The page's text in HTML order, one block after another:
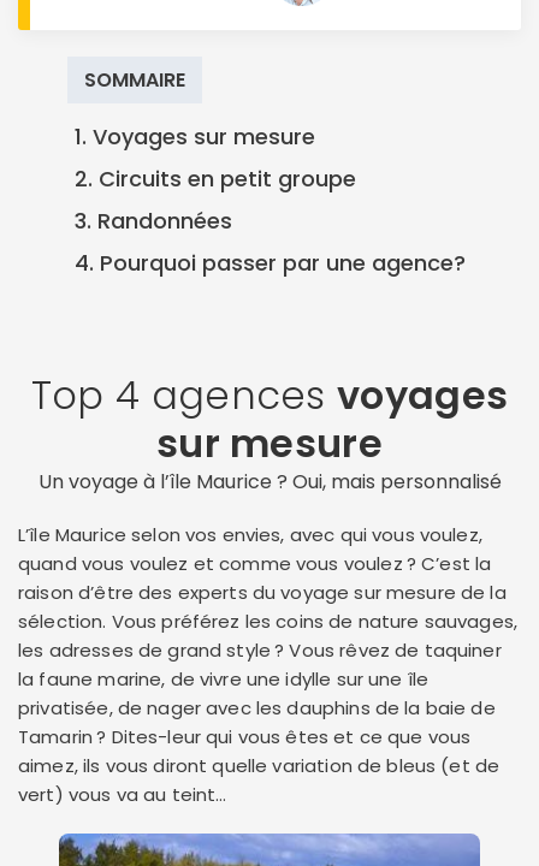
SOMMAIRE
1. Voyages sur mesure
2. Circuits en petit groupe
3. Randonnées
4. Pourquoi passer par une agence?
Top 4 agencesvoyages
sur mesure
Un voyage à l’île Maurice ? Oui, mais personnalisé
L’île Maurice selon vos envies, avec qui vous voulez,
quand vous voulez et comme vous voulez ? C’est la
raison d’être des experts du voyage sur mesure de la
sélection. Vous préférez les coins de nature sauvages,
les adresses de grand style ? Vous rêvez de taquiner
la faune marine, de vivre une idylle sur une île
privatisée, de nager avec les dauphins de la baie de
Tamarin ? Dites-leur qui vous êtes et ce que vous
aimez, ils vous diront quelle variation de bleus (et de
vert) vous va au teint…